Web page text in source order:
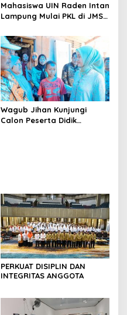
Mahasiswa UIN Raden Intan
Lampung Mulai PKL di JMSI
Wagub Jihan Kunjungi
Calon Peserta Didik
PERKUAT DISIPLIN DAN
INTEGRITAS ANGGOTA